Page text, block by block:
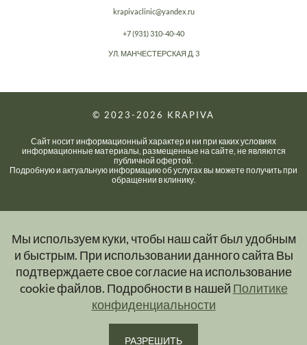
Мы используем куки, чтобы наш сайт был удобным
и быстрым. При использовании данного сайта Вы
подтверждаете свое согласие на использование
cookie файлов. Подробности в нашей Политике
конфиденциальности
РАЗРЕШИТЬ
krapivaclinic@yandex.ru
+7 (931) 310-40-40
УЛ. МАНЧЕСТЕРСКАЯ Д. 3
© 2023-2026 KRAPIVA
Сайт носит информационный характер и ни при каких условиях
информационные материалы, размещенные на сайте, не являются
публичной офертой.
Подробную и актуальную информацию об услугах вы можете получить при
обращении в клинику.